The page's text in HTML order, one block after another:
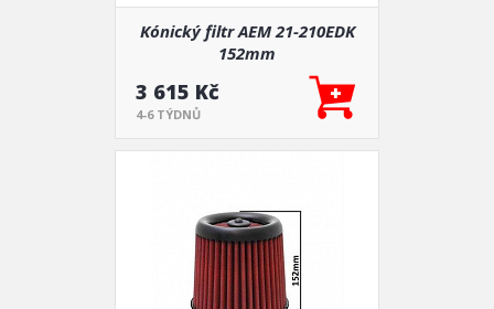
Kónický filtr AEM 21-210EDK
152mm
3 615 Kč
4-6 TÝDNŮ